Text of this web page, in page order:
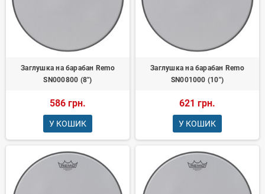
Заглушка на барабан Remo
SN000800 (8")
586 грн.
У КОШИК
Заглушка на барабан Remo
SN001000 (10")
621 грн.
У КОШИК